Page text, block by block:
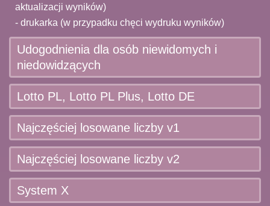
aktualizacji wyników)
- drukarka (w przypadku chęci wydruku wyników)
Udogodnienia dla osób niewidomych i
niedowidzących
Udogodnienia dla osób niewidomych i niedowidzących
Interfejs aplikacji posiada szereg funkcji, które
Lotto PL, Lotto PL Plus, Lotto DE
LottoSys umożliwia analizę gry liczbowej polskiego
Lotto, Lotto Plus oraz niemieckiego Lotto.
Najczęściej losowane liczby v1
Najczęściej losowane liczby v2
System X